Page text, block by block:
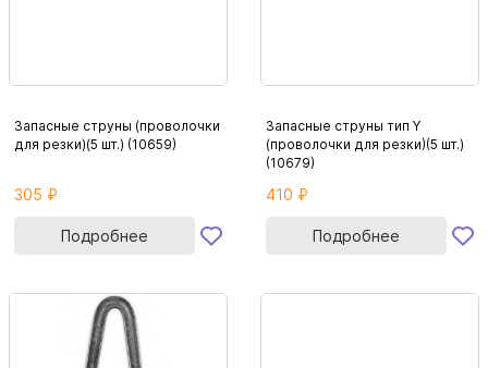
Запасные струны (проволочки
для резки)(5 шт.) (10659)
305 ₽
Подробнее
Запасные струны тип Y
(проволочки для резки)(5 шт.)
(10679)
410 ₽
Подробнее